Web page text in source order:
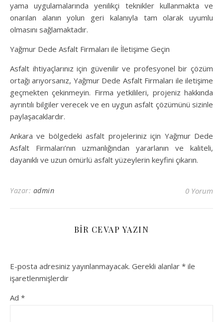
yama uygulamalarında yenilikçi teknikler kullanmakta ve
onarılan alanın yolun geri kalanıyla tam olarak uyumlu
olmasını sağlamaktadır.
Yağmur Dede Asfalt Firmaları ile İletişime Geçin
Asfalt ihtiyaçlarınız için güvenilir ve profesyonel bir çözüm
ortağı arıyorsanız, Yağmur Dede Asfalt Firmaları ile iletişime
geçmekten çekinmeyin. Firma yetkilileri, projeniz hakkında
ayrıntılı bilgiler verecek ve en uygun asfalt çözümünü sizinle
paylaşacaklardır.
Ankara ve bölgedeki asfalt projeleriniz için Yağmur Dede
Asfalt Firmaları’nın uzmanlığından yararlanın ve kaliteli,
dayanıklı ve uzun ömürlü asfalt yüzeylerin keyfini çıkarın.
Yazar: admin 0 Yorum
BIR CEVAP YAZIN
E-posta adresiniz yayınlanmayacak. Gerekli alanlar * ile
işaretlenmişlerdir
Ad *